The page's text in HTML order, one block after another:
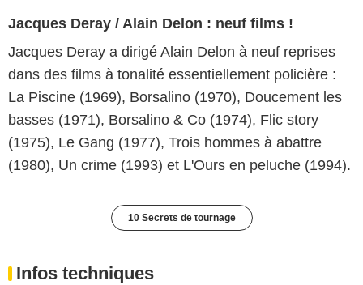
Jacques Deray / Alain Delon : neuf films !
Jacques Deray a dirigé Alain Delon à neuf reprises
dans des films à tonalité essentiellement policière :
La Piscine (1969), Borsalino (1970), Doucement les
basses (1971), Borsalino & Co (1974), Flic story
(1975), Le Gang (1977), Trois hommes à abattre
(1980), Un crime (1993) et L'Ours en peluche (1994).
10 Secrets de tournage
Infos techniques